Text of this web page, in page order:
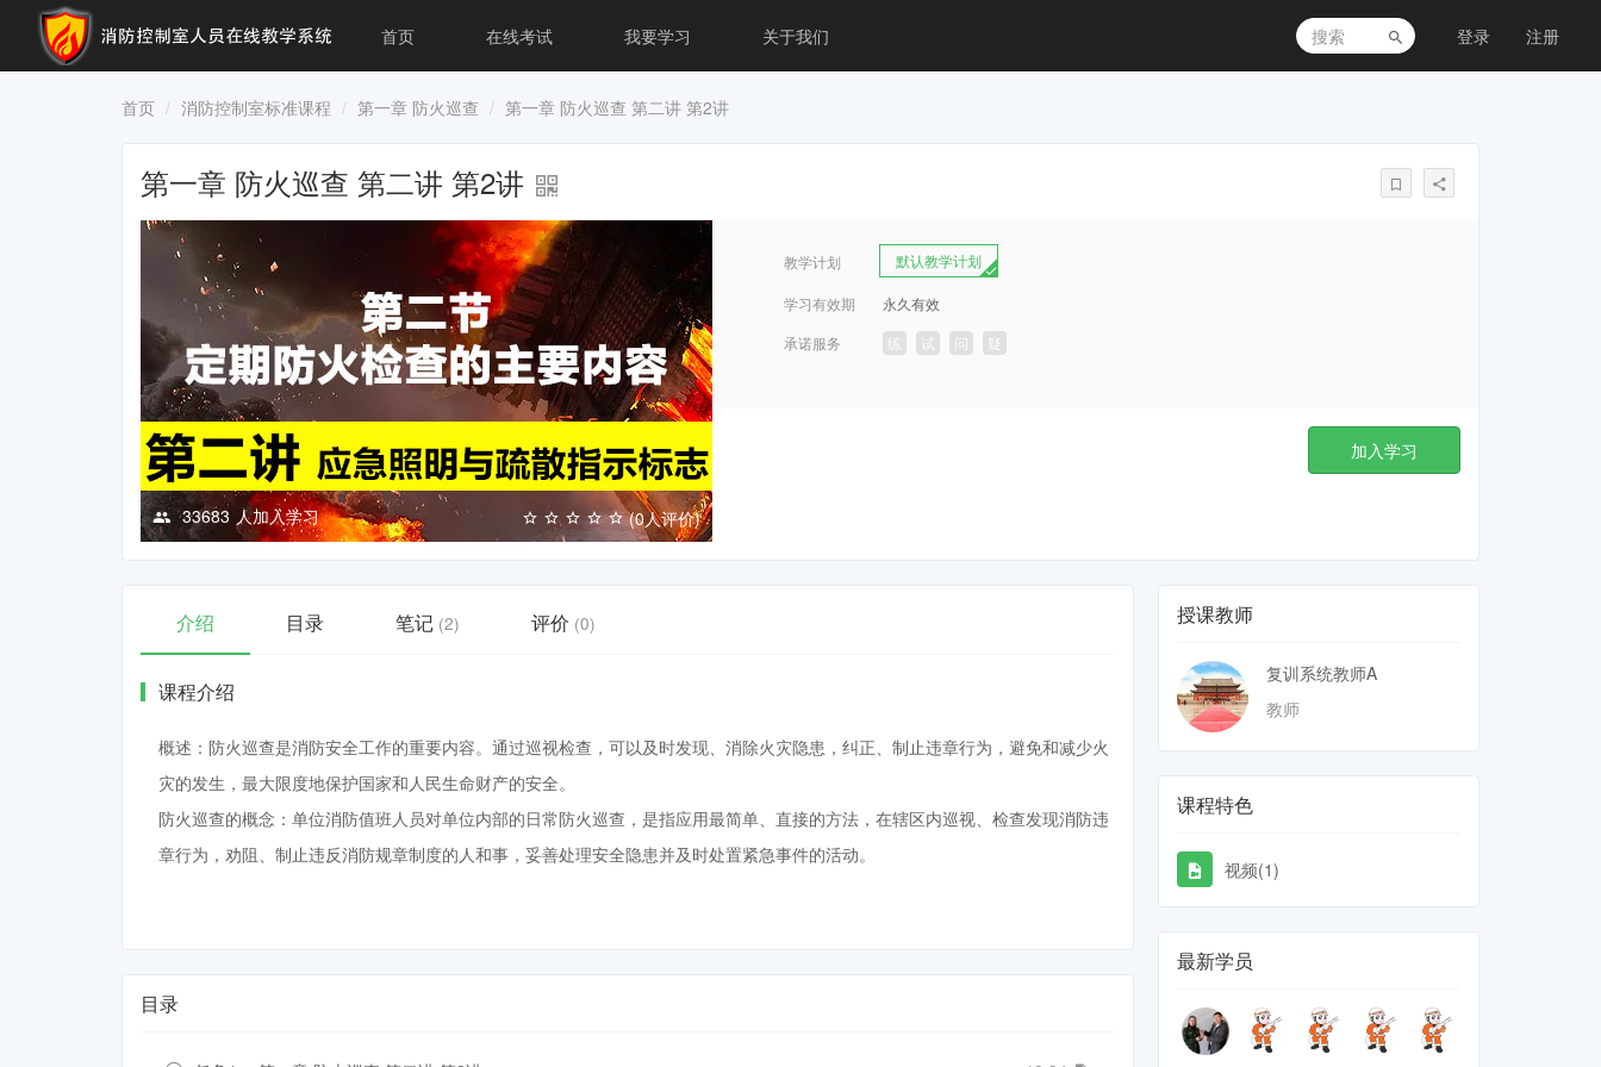
首页 在线考试 我要学习 关于我们 登录 注册
首页 消防控制室标准课程 第一章 防火巡查 第一章 防火巡查 第二讲 第2讲
第一章 防火巡查 第二讲 第2讲
33683 人加入学习 (0人评价)
教学计划 默认教学计划
学习有效期
永久有效
承诺服务
练 试 问 疑
加入学习
介绍 目录 笔记 (2) 评价 (0)
课程介绍
概述：防火巡查是消防安全工作的重要内容。通过巡视检查，可以及时发现、消除火灾隐患，纠正、制止违章行为，避免和减少火
灾的发生，最大限度地保护国家和人民生命财产的安全。
防火巡查的概念：单位消防值班人员对单位内部的日常防火巡查，是指应用最简单、直接的方法，在辖区内巡视、检查发现消防违
章行为，劝阻、制止违反消防规章制度的人和事，妥善处理安全隐患并及时处置紧急事件的活动。
目录
授课教师
复训系统教师A
教师
课程特色
视频(1)
最新学员